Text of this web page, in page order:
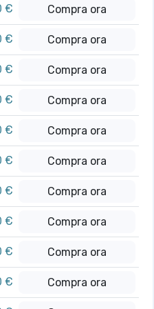
€ Compra ora
€ Compra ora
€ Compra ora
€ Compra ora
€ Compra ora
€ Compra ora
€ Compra ora
€ Compra ora
€ Compra ora
€ Compra ora